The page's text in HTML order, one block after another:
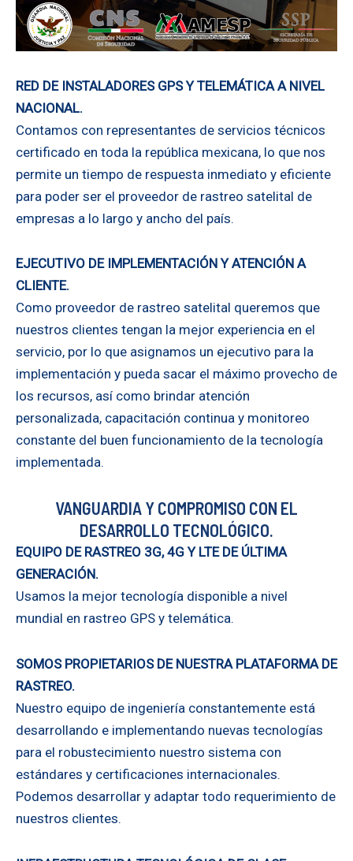
RED DE INSTALADORES GPS Y TELEMÁTICA A NIVEL
NACIONAL.
Contamos con representantes de servicios técnicos
certificado en toda la república mexicana, lo que nos
permite un tiempo de respuesta inmediato y eficiente
para poder ser el proveedor de rastreo satelital de
empresas a lo largo y ancho del país.
EJECUTIVO DE IMPLEMENTACIÓN Y ATENCIÓN A
CLIENTE.
Como proveedor de rastreo satelital queremos que
nuestros clientes tengan la mejor experiencia en el
servicio, por lo que asignamos un ejecutivo para la
implementación y pueda sacar el máximo provecho de
los recursos, así como brindar atención
personalizada, capacitación continua y monitoreo
constante del buen funcionamiento de la tecnología
implementada.
VANGUARDIA Y COMPROMISO CON EL
DESARROLLO TECNOLÓGICO.
EQUIPO DE RASTREO 3G, 4G Y LTE DE ÚLTIMA
GENERACIÓN.
Usamos la mejor tecnología disponible a nivel
mundial en rastreo GPS y telemática.
SOMOS PROPIETARIOS DE NUESTRA PLATAFORMA DE
RASTREO.
Nuestro equipo de ingeniería constantemente está
desarrollando e implementando nuevas tecnologías
para el robustecimiento nuestro sistema con
estándares y certificaciones internacionales.
Podemos desarrollar y adaptar todo requerimiento de
nuestros clientes.